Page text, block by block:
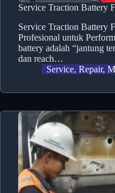
Service Traction Battery
Service Traction Battery
Profesional untuk
battery adalah “jantung
dan reach…
Service, Repair,